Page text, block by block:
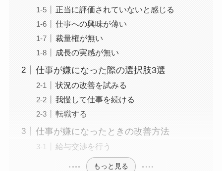
正当に評価されていないと感じる
仕事への興味が薄い
裁量権が無い
成長の実感が無い
仕事が嫌になった際の選択肢3選
状況の改善を試みる
我慢して仕事を続ける
転職する
仕事が嫌になったときの改善方法
給与交渉を行う
もっと見る